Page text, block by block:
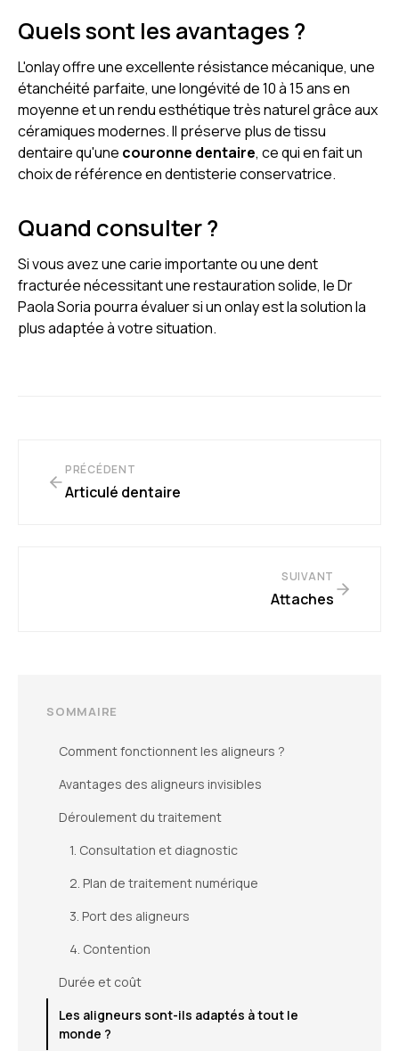
Quels sont les avantages ?
L'onlay offre une excellente résistance mécanique, une
étanchéité parfaite, une longévité de 10 à 15 ans en
moyenne et un rendu esthétique très naturel grâce aux
céramiques modernes. Il préserve plus de tissu
dentaire qu'une couronne dentaire, ce qui en fait un
choix de référence en dentisterie conservatrice.
Quand consulter ?
Si vous avez une carie importante ou une dent
fracturée nécessitant une restauration solide, le Dr
Paola Soria pourra évaluer si un onlay est la solution la
plus adaptée à votre situation.
PRÉCÉDENT
Articulé dentaire
SUIVANT
Attaches
SOMMAIRE
Comment fonctionnent les aligneurs ?
Avantages des aligneurs invisibles
Déroulement du traitement
1. Consultation et diagnostic
2. Plan de traitement numérique
3. Port des aligneurs
4. Contention
Durée et coût
Les aligneurs sont-ils adaptés à tout le
monde ?